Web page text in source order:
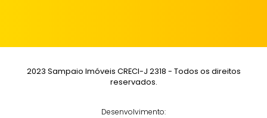
2023 Sampaio Imóveis CRECI-J 2318 - Todos os direitos
reservados.
Desenvolvimento: